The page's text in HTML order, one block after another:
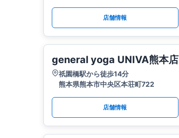
店舗情報
general yoga UNIVA熊本店
祇園橋駅から徒歩14分
熊本県熊本市中央区本荘町722
店舗情報